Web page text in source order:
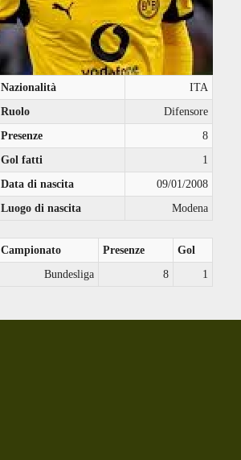
Nazionalità
ITA
Ruolo
Difensore
Presenze
8
Gol fatti
1
Data di nascita
09/01/2008
Luogo di nascita
Modena
Campionato Presenze
Gol
Bundesliga
8 1